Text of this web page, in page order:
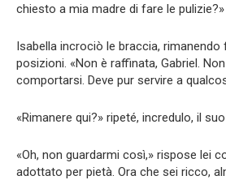
chiesto a mia madre di fare le pulizie?»
Isabella incrociò le braccia, rimanendo
posizioni. «Non è raffinata, Gabriel.
comportarsi. Deve pur servire a
«Rimanere qui?» ripeté, incredulo, il
«Oh, non guardarmi così,» rispose lei
adottato per pietà. Ora che sei ricco,